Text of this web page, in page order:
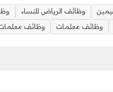
وظائف الرياض للنساء
وظائف معلمات وظائف